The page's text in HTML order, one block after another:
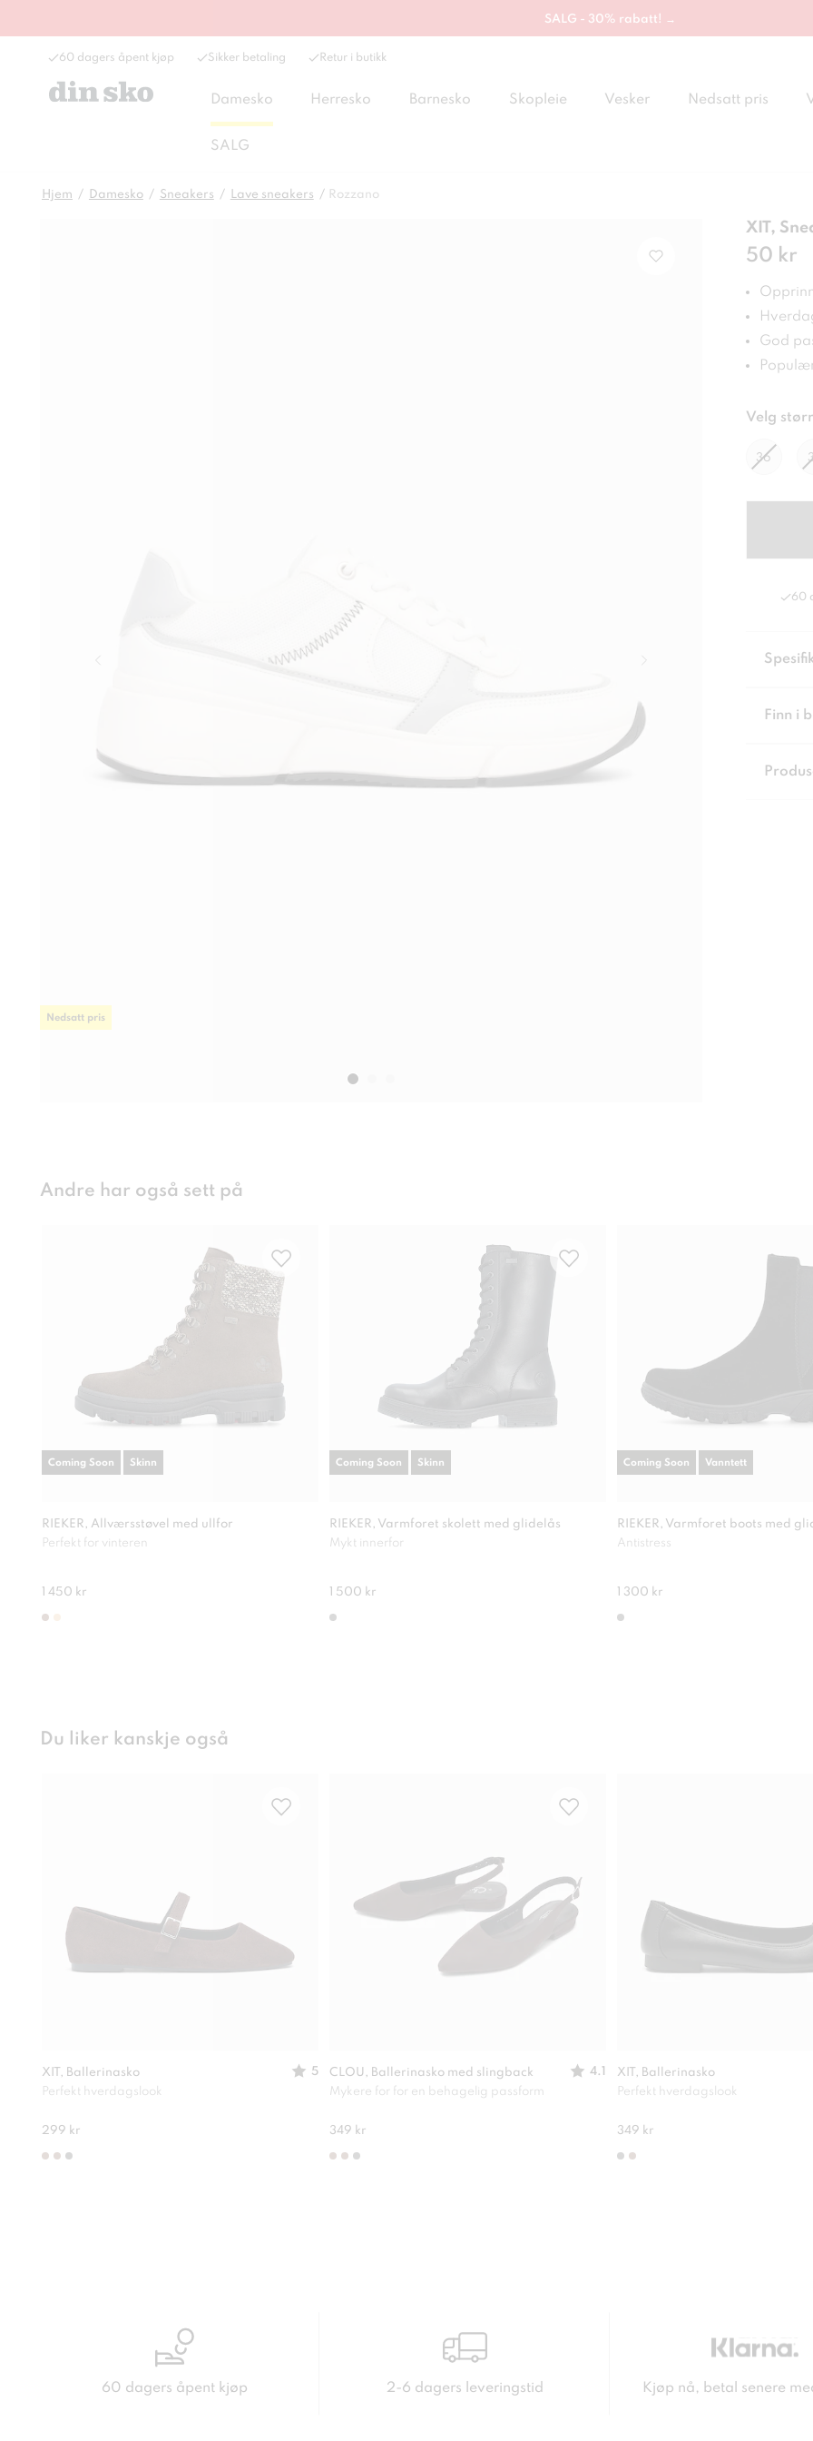
SALG - 30% rabatt! →
60 dagers åpent kjøp Sikker betaling Retur i butikk
Damesko Herresko Barnesko Skopleie Vesker Nedsatt pris
SALG
Hjem Damesko Sneakers Lave sneakers Rozzano
Nedsatt pris
XIT,
Pris :50
50 kr
God
Velg
36
60
Finn i
Andre har også sett på
RIEKER, Allværsstøvel med ullfor
Perfekt for vinteren
1 450 kr
Coming Soon Skinn
RIEKER, Varmforet skolett med glidelås
Mykt innerfor
1 500 kr
Coming Soon Skinn
RIEKER, Varmforet boots med
Antistress
1 300 kr
Coming Soon Vanntett
Du liker kanskje også
XIT, Ballerinasko
5
Perfekt hverdagslook
299 kr
CLOU, Ballerinasko med slingback
4.1
Mykere for for en behagelig passform
349 kr
XIT, Ballerinasko
Perfekt hverdagslook
349 kr
60 dagers åpent kjøp 2-6 dagers leveringstid Kjøp nå, betal senere